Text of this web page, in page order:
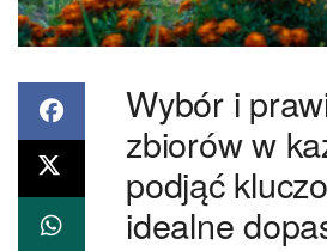
Wybór i
zbiorów w
podjąć
idealne